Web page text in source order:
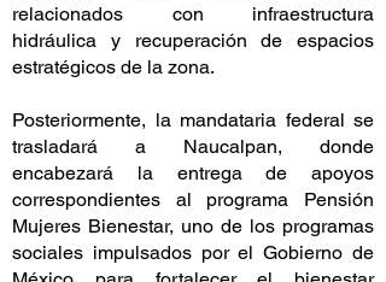
relacionados con infraestructura
hidráulica y recuperación de espacios
estratégicos de la zona.
Posteriormente, la mandataria federal se
trasladará a Naucalpan, donde
encabezará la entrega de apoyos
correspondientes al programa Pensión
Mujeres Bienestar, uno de los programas
sociales impulsados por el Gobierno de